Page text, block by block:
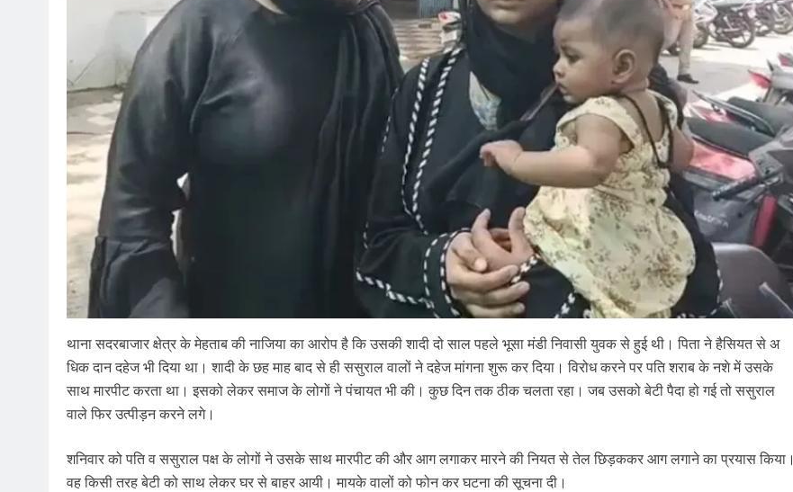
थाना सदरबाजार क्षेत्र के मेहताब की नाजिया का आरोप है कि उसकी शादी दो साल पहले भूसा मंडी निवासी युवक से हुई थी। पिता ने हैसियत से अ​
धिक दान दहेज भी दिया था। शादी के छह माह बाद से ही ससुराल वालों ने दहेज मांगना शुरू कर दिया। विरोध करने पर पति शराब के नशे में उसके
साथ मारपीट करता था। इसको लेकर समाज के लोगों ने पंचायत भी की। कुछ दिन तक ठीक चलता रहा। जब उसको बेटी पैदा हो गई तो ससुराल
वाले फिर उत्पीड़न करने लगे।
शनिवार को पति व ससुराल पक्ष के लोगों ने उसके साथ मारपीट की और आग लगाकर मारने की नियत से तेल छिड़ककर आग लगाने का प्रयास किया।
वह किसी तरह बेटी को साथ लेकर घर से बाहर आयी। मायके वालों को फोन कर घटना की सूचना दी।